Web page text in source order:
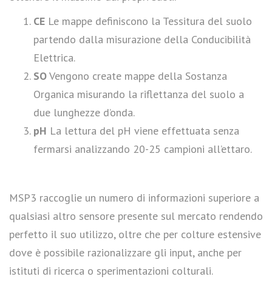
CE Le mappe definiscono la Tessitura del suolo
partendo dalla misurazione della Conducibilità
Elettrica.
SOVengono create mappe della Sostanza
Organica misurando la riflettanza del suolo a
due lunghezze d’onda.
pH La lettura del pH viene effettuata senza
fermarsi analizzando 20-25 campioni all’ettaro.
MSP3 raccoglie un numero di informazioni superiore a
qualsiasi altro sensore presente sul mercato rendendo
perfetto il suo utilizzo, oltre che per colture estensive
dove è possibile razionalizzare gli input, anche per
istituti di ricerca o sperimentazioni colturali.